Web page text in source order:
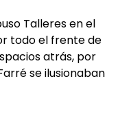
Talleres en el
todo el frente de
atrás, por
se ilusionaban